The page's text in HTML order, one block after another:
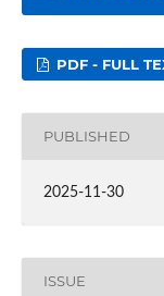
PDF - FULL
PUBLISHED
2025-11-30
ISSUE